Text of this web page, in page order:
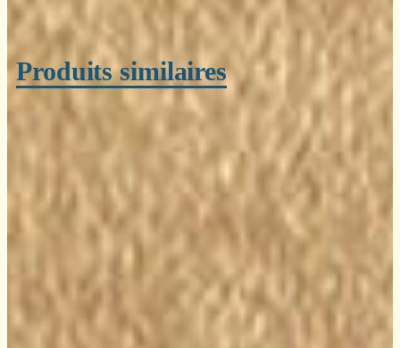
Produits similaires